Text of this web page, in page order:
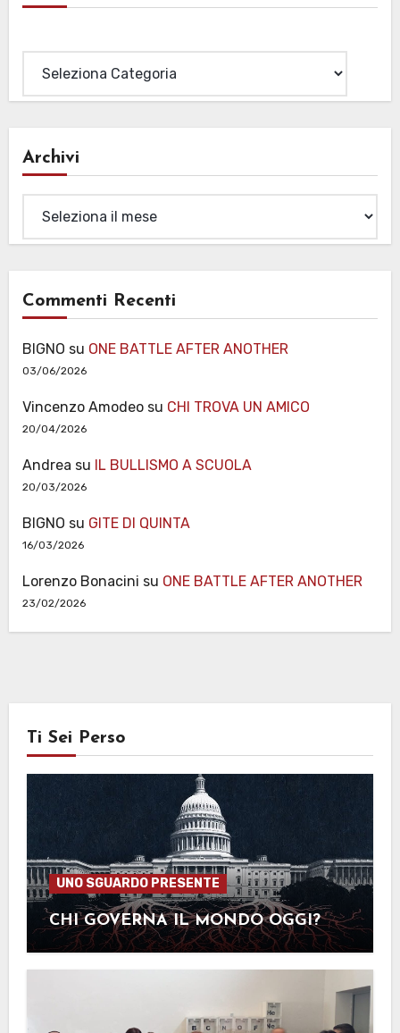
Archivi
Commenti Recenti
BIGNO su ONE BATTLE AFTER ANOTHER
03/06/2026
Vincenzo Amodeosu CHI TROVA UN AMICO
20/04/2026
Andrea su IL BULLISMO A SCUOLA
20/03/2026
BIGNO su GITE DI QUINTA
16/03/2026
Lorenzo Bonacini su ONE BATTLE AFTER ANOTHER
23/02/2026
Ti Sei Perso
UNO SGUARDO PRESENTE
CHI GOVERNA IL MONDO OGGI?